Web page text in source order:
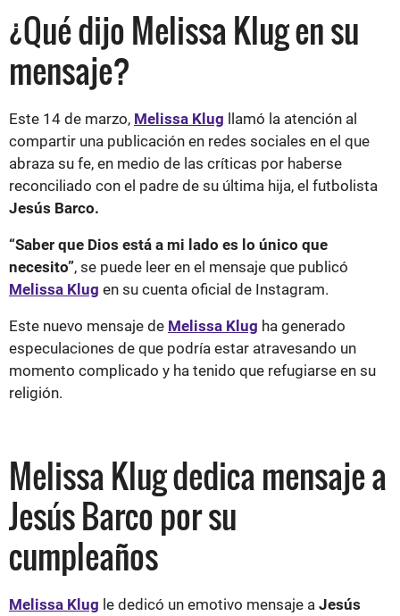
¿Qué dijo Melissa Klug en su
mensaje?
Este 14 de marzo, Melissa Klug llamó la atención al
compartir una publicación en redes sociales en el que
abraza su fe, en medio de las críticas por haberse
reconciliado con el padre de su última hija, el futbolista
Jesús Barco.
“Saber que Dios está a mi lado es lo único que
necesito”, se puede leer en el mensaje que publicó
Melissa Klug en su cuenta oficial de Instagram.
Este nuevo mensaje de Melissa Klug ha generado
especulaciones de que podría estar atravesando un
momento complicado y ha tenido que refugiarse en su
religión.
Melissa Klug dedica mensaje a
Jesús Barco por su
cumpleaños
Melissa Klug le dedicó un emotivo mensaje a Jesús